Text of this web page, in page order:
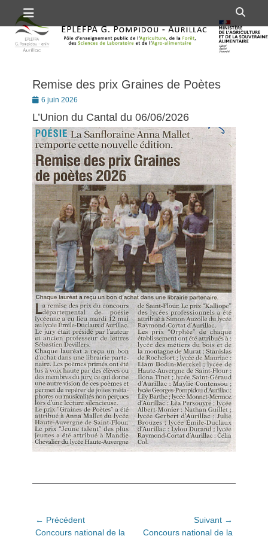
au
contenu
Premier menu
Remise des prix Graines de Poètes
Posté6 juin 2026
L’Union du Cantal du 06/06/2026
Navigation
← Précédent
Article
Concours national de la
Suivant →
Article
Concours national de la